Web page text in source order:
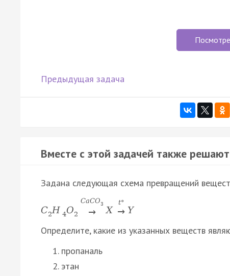
Предыдущая задача
Вместе с этой задачей также
Задана следующая схема превращений
C2H 4O2
CaCO3
→ X
t°
→ Y
Определите, какие из указанных веществ
пропаналь
этан